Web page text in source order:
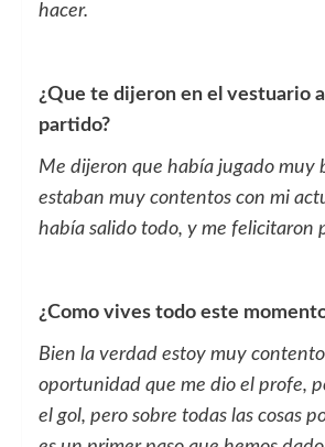
hacer.
¿Que te dijeron en el vestuario
partido?
Me dijeron que había jugado muy
estaban muy contentos con mi
había salido todo, y me felicitaron
¿Como vives todo este
Bien la verdad estoy muy
oportunidad que me dio el profe,
el gol, pero sobre todas las cosas